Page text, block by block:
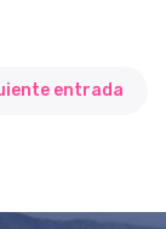
entrada